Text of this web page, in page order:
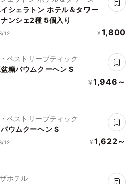
イシェラトン ホテル＆タワー
ンシェ2種 5個入り
12 ¥ 1,800
ペストリーブティック
糖バウムクーヘン S
¥ 1,946～
ペストリーブティック
ウムクーヘン S
12 ¥ 1,622～
ホテル